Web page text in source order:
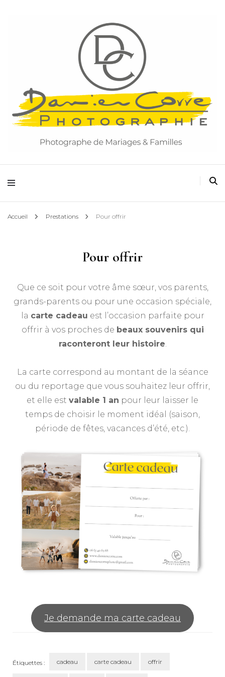
Accueil Prestations Pour offrir
Pour offrir
Que ce soit pour votre âme sœur, vos parents,
grands-parents ou pour une occasion spéciale,
la carte cadeau est l’occasion parfaite pour
offrir à vos proches de beaux souvenirs qui
raconteront leur histoire.
La carte correspond au montant de la séance
ou du reportage que vous souhaitez leur offrir,
et elle est valable 1 an pour leur laisser le
temps de choisir le moment idéal (saison,
période de fêtes, vacances d’été, etc.).
Je demande ma carte cadeau
Étiquettes : cadeau carte cadeau offrir